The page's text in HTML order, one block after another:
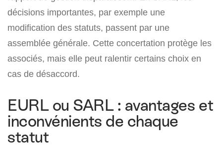
décisions importantes, par exemple une
modification des statuts, passent par une
assemblée générale. Cette concertation protège les
associés, mais elle peut ralentir certains choix en
cas de désaccord.
EURL ou SARL : avantages et
inconvénients de chaque
statut